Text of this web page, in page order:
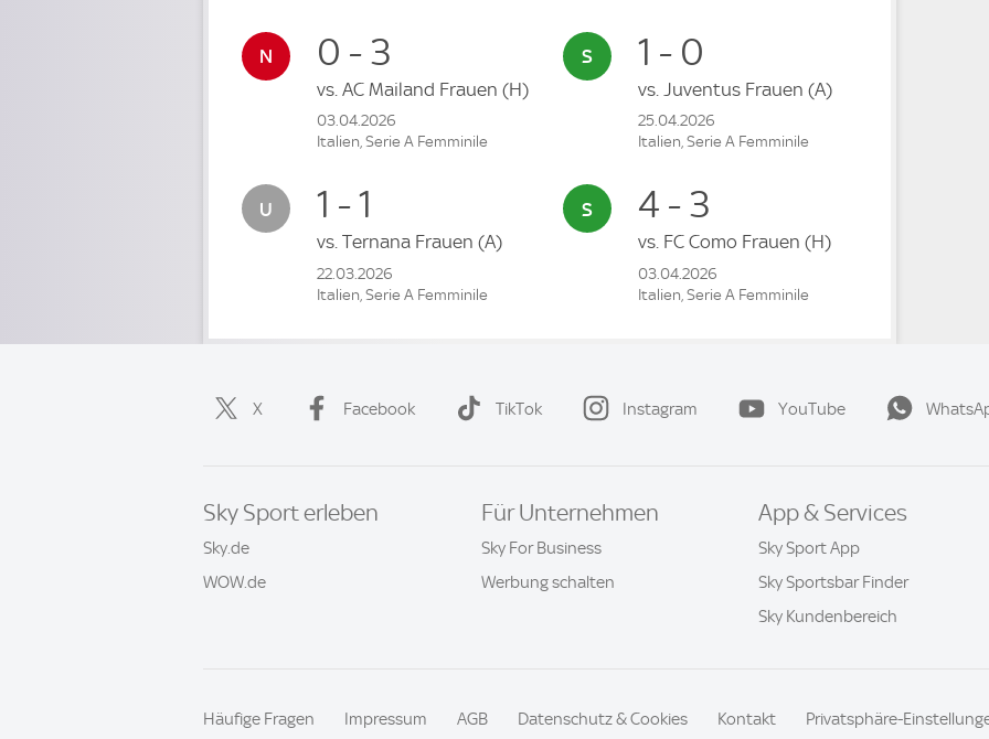
0 - 3
vs. AC Mailand Frauen (H)
03.04.2026
Italien, Serie A Femminile
1 - 1
vs. Ternana Frauen (A)
22.03.2026
Italien, Serie A Femminile
1 - 0
vs. Juventus Frauen (A)
25.04.2026
Italien, Serie A Femminile
4 - 3
vs. FC Como Frauen (H)
03.04.2026
Italien, Serie A Femminile
X Facebook TikTok Instagram YouTube
Sky Sport erleben
Sky.de
WOW.de
Für Unternehmen
Sky For Business
Werbung schalten
App & Services
Sky Sport App
Sky Sportsbar Finder
Sky Kundenbereich
Häufige Fragen Impressum AGB Datenschutz & Cookies Kontakt Privatsphäre-